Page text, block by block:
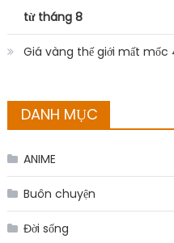
từ tháng 8
Giá vàng thế giới mất mốc
DANH MỤC
ANIME
Buôn chuyện
Đời sống